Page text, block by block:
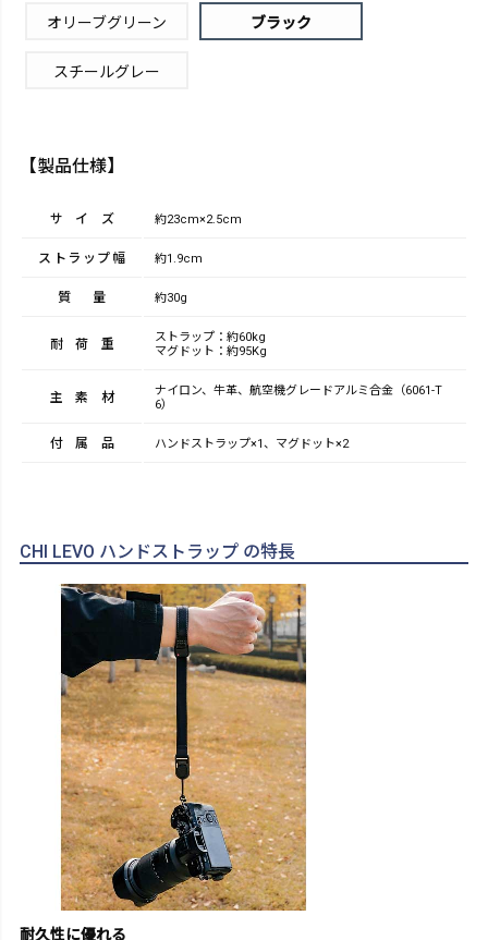
オリーブグリーン ブラック
スチールグレー
【製品仕様】
サイズ 約23cm×2.5cm
ストラップ幅 約1.9cm
質量 約30g
耐荷重
ストラップ：約60kg
マグドット：約95Kg
主素材
ナイロン、牛革、航空機グレードアルミ合金（6061-T
6）
付属品 ハンドストラップ×1、マグドット×2
CHI LEVO ハンドストラップ の特長
耐久性に優れる